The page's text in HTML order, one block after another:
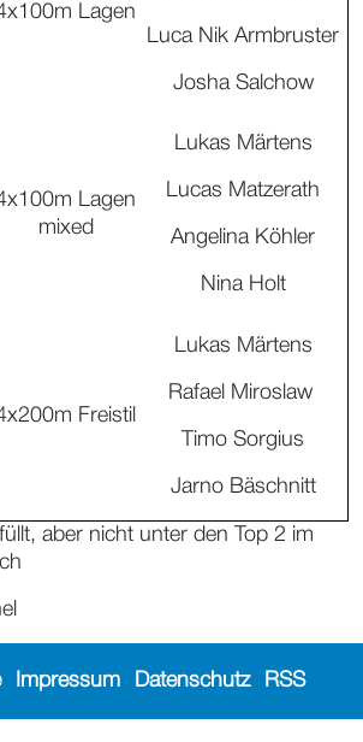
Lagen
Luca Nik Armbruster
Josha Salchow
Lagen
mixed
Lukas Märtens
Lucas Matzerath
Angelina Köhler
Nina Holt
Freistil
Lukas Märtens
Rafael Miroslaw
Timo Sorgius
Jarno Bäschnitt
aber nicht unter den Top 2 im
Impressum Datenschutz RSS